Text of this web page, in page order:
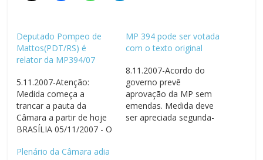
Deputado Pompeo de
Mattos(PDT/RS) é
relator da MP394/07
5.11.2007-Atenção:
Medida começa a
trancar a pauta da
Câmara a partir de hoje
BRASÍLIA 05/11/2007 - O
Mattos(PDT/RS) foi
MP 394 pode ser votada
com o texto original
8.11.2007-Acordo do
governo prevê
aprovação da MP sem
emendas. Medida deve
ser apreciada segunda-
Plenário da Câmara adia